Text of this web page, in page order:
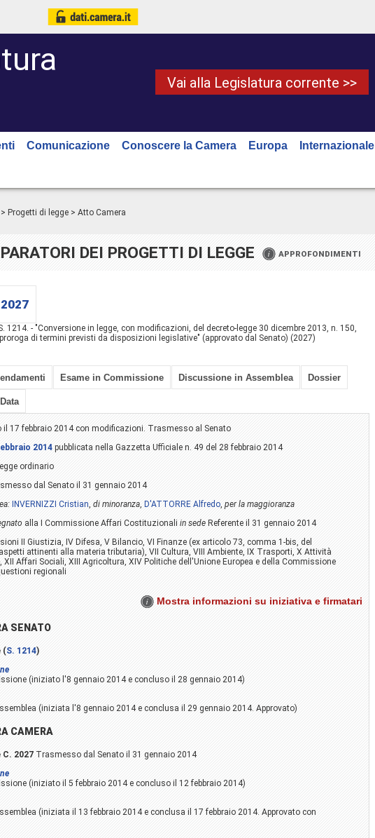
Vai alla Legislatura corrente >>
Comunicazione Conoscere la Camera Europa Internazionale
> Progetti di legge > Atto Camera
DEI PROGETTI DI LEGGE APPROFONDIMENTI
2027
1214. - "Conversione in legge, con modificazioni, del decreto-legge 30 dicembre 2013, n. 150,
di termini previsti da disposizioni legislative" (approvato dal Senato) (2027)
Esame in Commissione Discussione in Assemblea Dossier
il 17 febbraio 2014 con modificazioni. Trasmesso al Senato
2014 pubblicata nella Gazzetta Ufficiale n. 49 del 28 febbraio 2014
ordinario
dal Senato il 31 gennaio 2014
INVERNIZZI Cristian, di minoranza, D'ATTORRE Alfredo, per la maggioranza
alla I Commissione Affari Costituzionali in sede Referente il 31 gennaio 2014
II Giustizia, IV Difesa, V Bilancio, VI Finanze (ex articolo 73, comma 1-bis, del
attinenti alla materia tributaria), VII Cultura, VIII Ambiente, IX Trasporti, X Attività
XII Affari Sociali, XIII Agricoltura, XIV Politiche dell'Unione Europea e della Commissione
regionali
Mostra informazioni su iniziativa e firmatari
SENATO
(S. 1214)
(iniziato l'8 gennaio 2014 e concluso il 28 gennaio 2014)
(iniziata l'8 gennaio 2014 e conclusa il 29 gennaio 2014. Approvato)
CAMERA
C. 2027 Trasmesso dal Senato il 31 gennaio 2014
(iniziato il 5 febbraio 2014 e concluso il 12 febbraio 2014)
(iniziata il 13 febbraio 2014 e conclusa il 17 febbraio 2014. Approvato con